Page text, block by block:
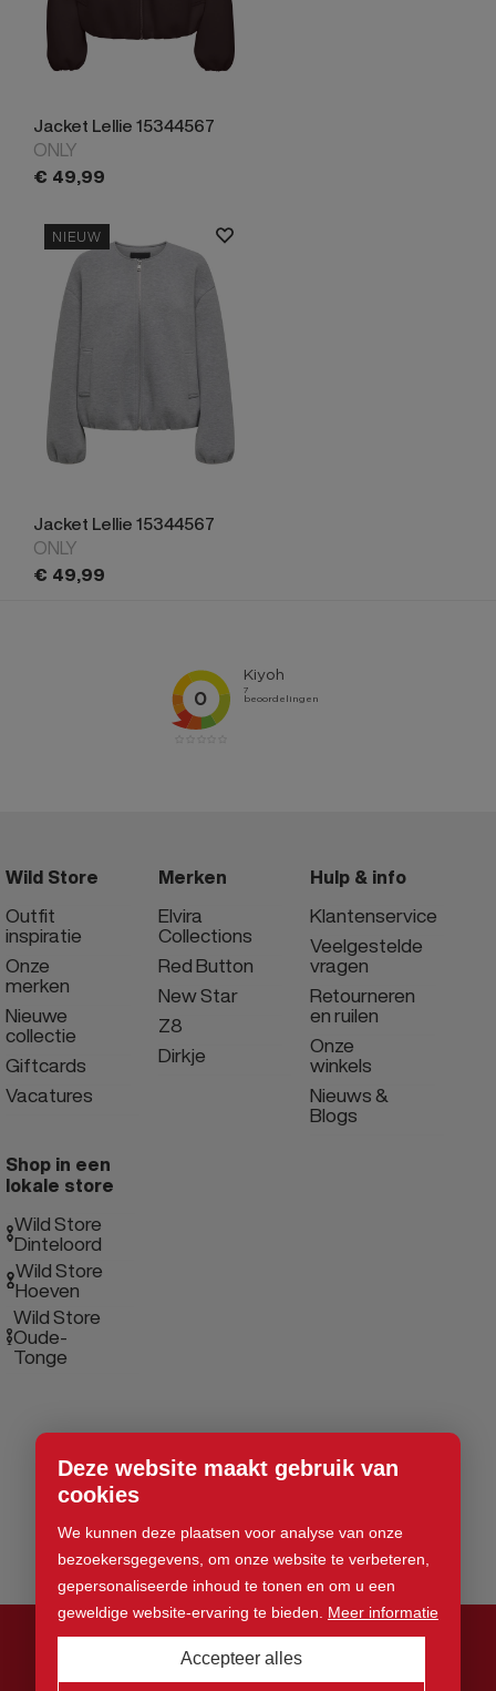
Deze website maakt gebruik van
cookies
We kunnen deze plaatsen voor analyse van onze
bezoekersgegevens, om onze website te verbeteren,
gepersonaliseerde inhoud te tonen en om u een
geweldige website-ervaring te bieden. Meer informatie
Accepteer alles
Jacket Lellie 15344567
ONLY
€ 49,99
NIEUW
Jacket Lellie 15344567
ONLY
€ 49,99
Wild Store
Outfit
inspiratie
Onze
merken
Nieuwe
collectie
Giftcards
Vacatures
Merken
Elvira
Collections
Red Button
New Star
Z8
Dirkje
Hulp & info
Klantenservice
Veelgestelde
vragen
Retourneren
en ruilen
Onze
winkels
Nieuws &
Blogs
Shop in een
lokale store
Wild Store
Dinteloord
Wild Store
Hoeven
Wild Store
Oude-
Tonge
© 2026 Wild Store. Alle rechten voorbehouden